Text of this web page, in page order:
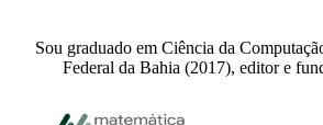
Sou graduado em Ciência da
Federal da Bahia (2017), editor e
Footer